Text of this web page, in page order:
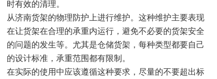
时有效的清理。
从济南货架的物理防护上进行维护。这种维护主要表现
在让货架在合理的承重内运行，避免不必要的货架安全
的问题的发生等。尤其是仓储货架，每种类型都要自己
的设计标准，承重范围都有限制。
在实际的使用中应该遵循这种要求，尽量的不要超出标